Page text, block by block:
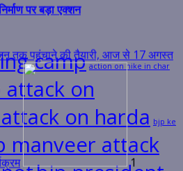
तक पहुंचाने की तैयारी, आज से 17 अगस्त
camp action on hike in char
attack on
on harda bjp ke
manveer attack